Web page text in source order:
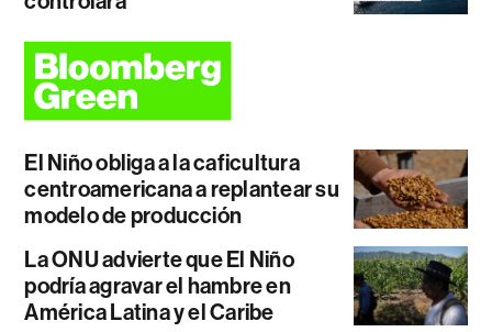
El Niño obliga a la caficultura
centroamericana a replantear su
modelo de producción
La ONU advierte que El Niño
podría agravar el hambre en
América Latina y el Caribe